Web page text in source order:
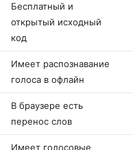
Бесплатный и
открытый исходный
код
Имеет распознавание
голоса в офлайн
В браузере есть
перенос слов
Имеет голосовые